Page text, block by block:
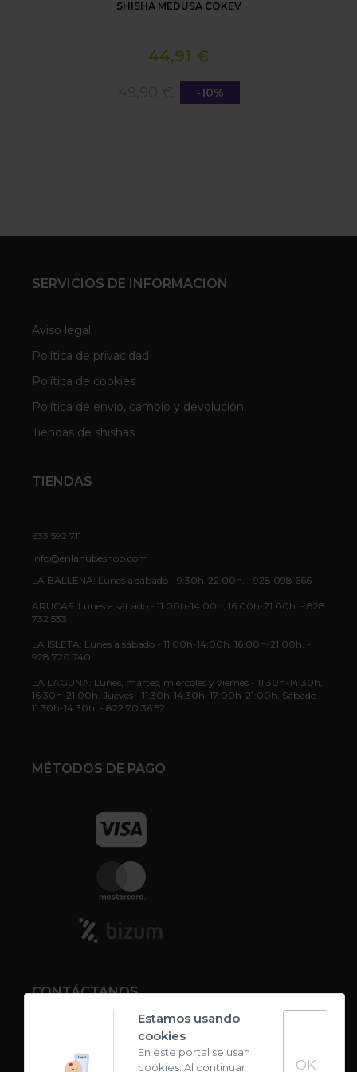
SHISHA MEDUSA COKEV
44,91 €
-10%
SERVICIOS DE INFORMACION
Aviso legal
Política de privacidad
Política de cookies
Política de envío, cambio y devolución
Tiendas de shishas
TIENDAS
633 592 711
info@enlanubeshop.com
LA BALLENA: Lunes a sábado - 9:30h-22:00h. - 928 098 666
ARUCAS: Lunes a sábado - 11:00h-14:00h, 16:00h-21:00h. - 828
732 533
LA ISLETA: Lunes a sábado - 11:00h-14:00h, 16:00h-21:00h. -
928 720 740
LA LAGUNA: Lunes, martes, miércoles y viernes - 11:30h-14:30h,
16:30h-21:00h. Jueves - 11:30h-14:30h, 17:00h-21:00h. Sábado -
11:30h-14:30h. - 822 70 36 52
MÉTODOS DE PAGO
CONTÁCTANOS
Estamos usando
cookies
En este portal se usan
cookies. Al continuar
OK